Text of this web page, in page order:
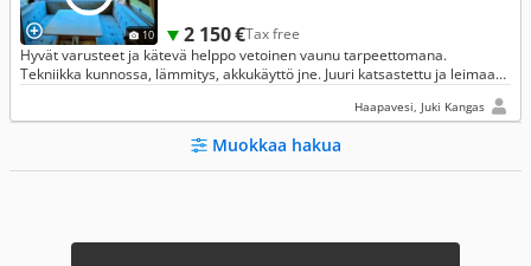
10 2 150 €Tax free
Hyvät varusteet ja kätevä helppo vetoinen vaunu tarpeettomana.
Tekniikka kunnossa, lämmitys, akkukäyttö jne. Juuri katsastettu ja leimaa
Haapavesi, Juki Kangas
Muokkaa hakua